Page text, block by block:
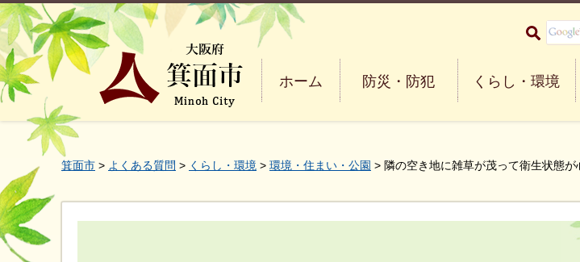
大阪府箕面市 Minoh City
ホーム 防災・防犯 くらし・環境
箕面市 > よくある質問 > くらし・環境 > 環境・住まい・公園 > 隣の空き地に雑草が茂って衛生状態が